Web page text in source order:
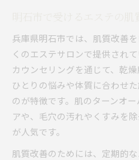
兵庫県明石市では、肌質改善
くのエステサロンで提供され
カウンセリングを通じて、乾
ひとりの悩みや体質に合わせ
のが特徴です。肌のターンオ
アや、毛穴の汚れやくすみを
が人気です。
肌質改善のためには、定期的